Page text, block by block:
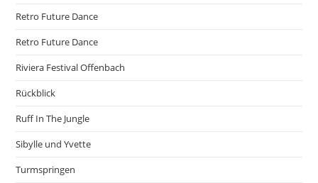
Retro Future Dance
Retro Future Dance
Riviera Festival Offenbach
Rückblick
Ruff In The Jungle
Sibylle und Yvette
Turmspringen